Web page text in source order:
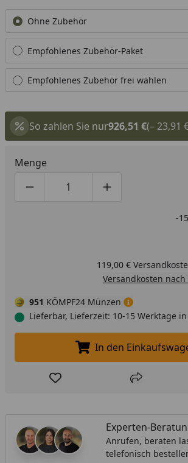
Ohne Zubehör
Empfohlenes Zubehör-Paket
Empfohlenes Zubehör frei wählen
So zahlen Sie nur926,51 €(– 23,91
Menge
Produktmenge um eins verringern
Produktmenge manuell
Produktmenge
-
119,00 €
Versandkosten
951 KÖMPF24 Münzen
Lieferbar, Lieferzeit: 10-15 Werktage
In den
In den
Produkt zur Wunschliste
Teilen
Experten-
Anrufen, beraten
telefonisch